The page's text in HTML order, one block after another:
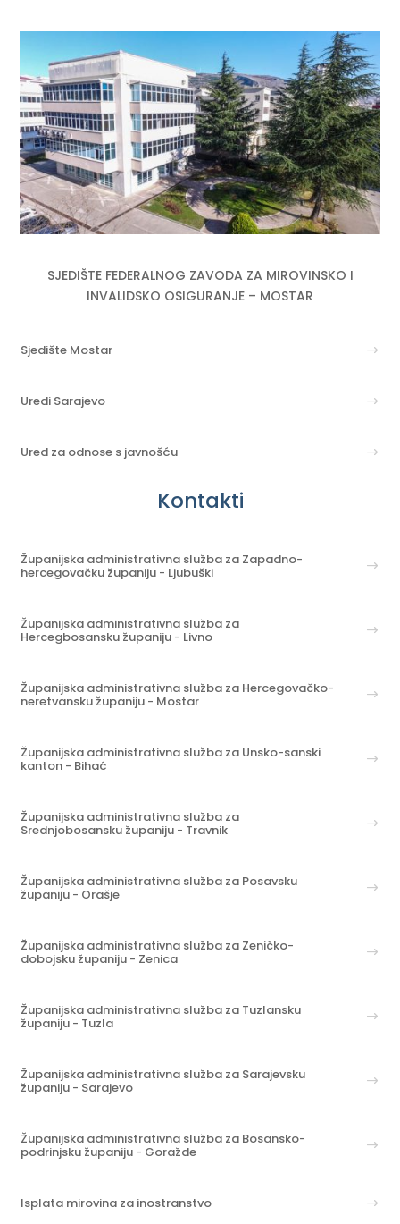
SJEDIŠTE FEDERALNOG ZAVODA ZA MIROVINSKO I
INVALIDSKO OSIGURANJE – MOSTAR
Sjedište Mostar
Uredi Sarajevo
Ured za odnose s javnošću
Kontakti
Županijska administrativna služba za Zapadno-
hercegovačku županiju - Ljubuški
Županijska administrativna služba za
Hercegbosansku županiju - Livno
Županijska administrativna služba za Hercegovačko-
neretvansku županiju - Mostar
Županijska administrativna služba za Unsko-sanski
kanton - Bihać
Županijska administrativna služba za
Srednjobosansku županiju - Travnik
Županijska administrativna služba za Posavsku
županiju - Orašje
Županijska administrativna služba za Zeničko-
dobojsku županiju - Zenica
Županijska administrativna služba za Tuzlansku
županiju - Tuzla
Županijska administrativna služba za Sarajevsku
županiju - Sarajevo
Županijska administrativna služba za Bosansko-
podrinjsku županiju - Goražde
Isplata mirovina za inostranstvo